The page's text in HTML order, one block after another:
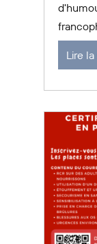
Lire